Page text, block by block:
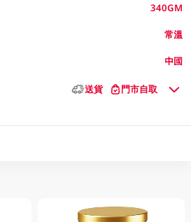
340GM
常溫
中國
送貨 門市自取